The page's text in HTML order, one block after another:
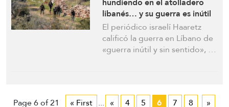
libanés… y su guerra es inútil
El periódico israelí Haaretz
calificó la guerra en Líbano de
«guerra inútil y sin sentido», …
Page 6 of 21 « First ... « 4 5 6 7 8 »